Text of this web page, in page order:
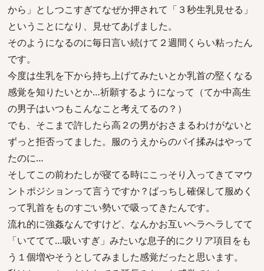
から」としつこすぎてなぜか押されて「３秒生乳見せる」
ということになり、見せてあげました。
そのようになるのに毎日言い続けて２週間くらい粘ったん
です。
今度は生乳を下から持ち上げてみたいとか乳首の堅くなる
感覚を知りたいとか…祈願するようになって（てか中高生
の男子はいつもこんなこと考えてるの？）
でも、そこまで許したら高２の男がおさまるわけがないと
ずっと拒否ってました。服のうえからのパイ揉みはやって
たのに…
そしてこの前わたしが寝てる時にこっそり入ってきてマウ
ントポジションって言うですか？ばっちし確保して服めく
って乳首をものすごい勢いで吸ってきたんです。
流れ的に強姦なんですけど、なんかお互いヘラヘラしてて
「いててて…吸いすぎ」みたいな息子的にクリア項目をも
う１個増やそうとしてみました感覚だったと思います。